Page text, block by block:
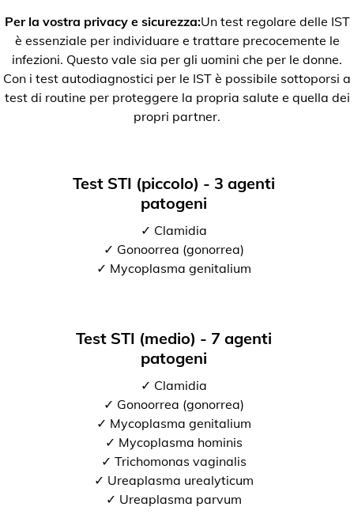
Per la vostra privacy e sicurezza:Un test regolare delle IST
è essenziale per individuare e trattare precocemente le
infezioni. Questo vale sia per gli uomini che per le donne.
Con i test autodiagnostici per le IST è possibile sottoporsi a
test di routine per proteggere la propria salute e quella dei
propri partner.
Test STI (piccolo) - 3 agenti
patogeni
✓ Clamidia
✓ Gonoorrea (gonorrea)
✓ Mycoplasma genitalium
Test STI (medio) - 7 agenti
patogeni
✓ Clamidia
✓ Gonoorrea (gonorrea)
✓ Mycoplasma genitalium
✓ Mycoplasma hominis
✓ Trichomonas vaginalis
✓ Ureaplasma urealyticum
✓ Ureaplasma parvum